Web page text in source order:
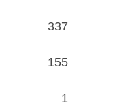
337
155
1